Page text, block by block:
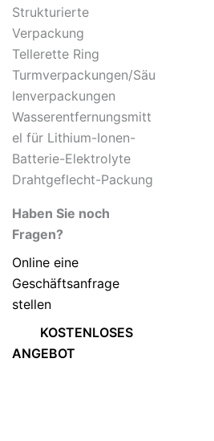
Strukturierte
Verpackung
Tellerette Ring
Turmverpackungen/Säu
lenverpackungen
Wasserentfernungsmitt
el für Lithium-Ionen-
Batterie-Elektrolyte
Drahtgeflecht-Packung
Haben Sie noch
Fragen?
Online eine
Geschäftsanfrage
stellen
KOSTENLOSES
ANGEBOT